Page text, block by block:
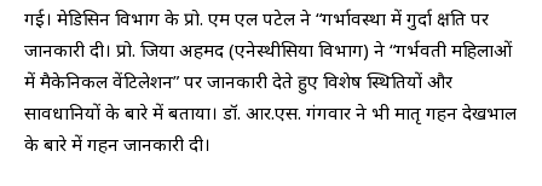
गई। मेडिसिन विभाग के प्रो. एम एल पटेल ने “गर्भावस्था में गुर्दा क्षति पर
जानकारी दी। प्रो. जिया अहमद (एनेस्थीसिया विभाग) ने “गर्भवती महिलाओं
में मैकेनिकल वेंटिलेशन” पर जानकारी देते हुए विशेष स्थितियों और
सावधानियों के बारे में बताया। डॉ. आर.एस. गंगवार ने भी मातृ गहन देखभाल
के बारे में गहन जानकारी दी।